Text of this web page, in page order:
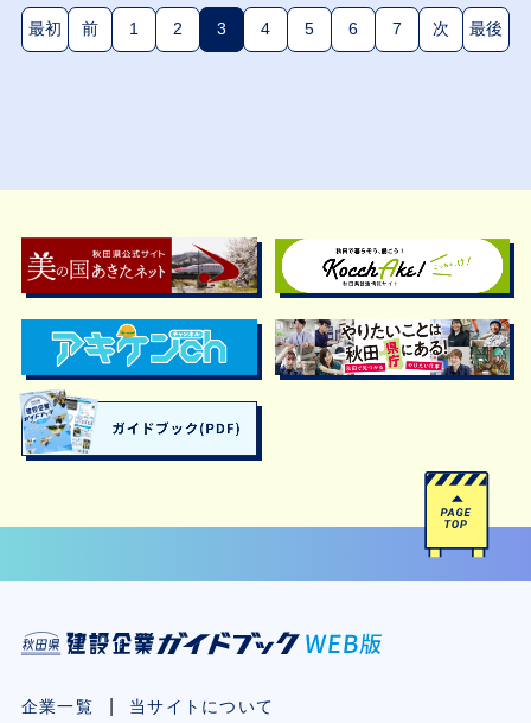
最初 前 1 2 3(現在のページ)
4 5 6 7 次 最後
企業一覧 当サイトについて